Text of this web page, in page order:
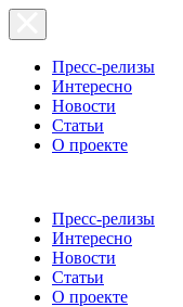
Пресс-релизы
Интересно
Новости
Статьи
О проекте
Пресс-релизы
Интересно
Новости
Статьи
О проекте